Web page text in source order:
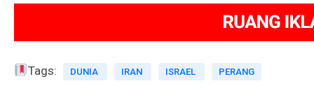
Tags: DUNIA IRAN ISRAEL PERANG